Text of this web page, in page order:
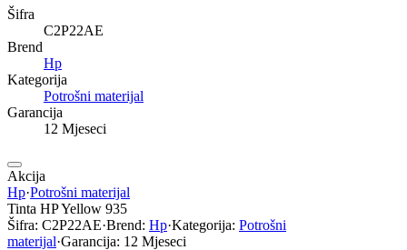
Šifra
C2P22AE
Brend
Hp
Kategorija
Potrošni materijal
Garancija
12 Mjeseci
Akcija
Hp·Potrošni materijal
Tinta HP Yellow 935
Šifra: C2P22AE·Brend: Hp·Kategorija: Potrošni
materijal·Garancija: 12 Mjeseci